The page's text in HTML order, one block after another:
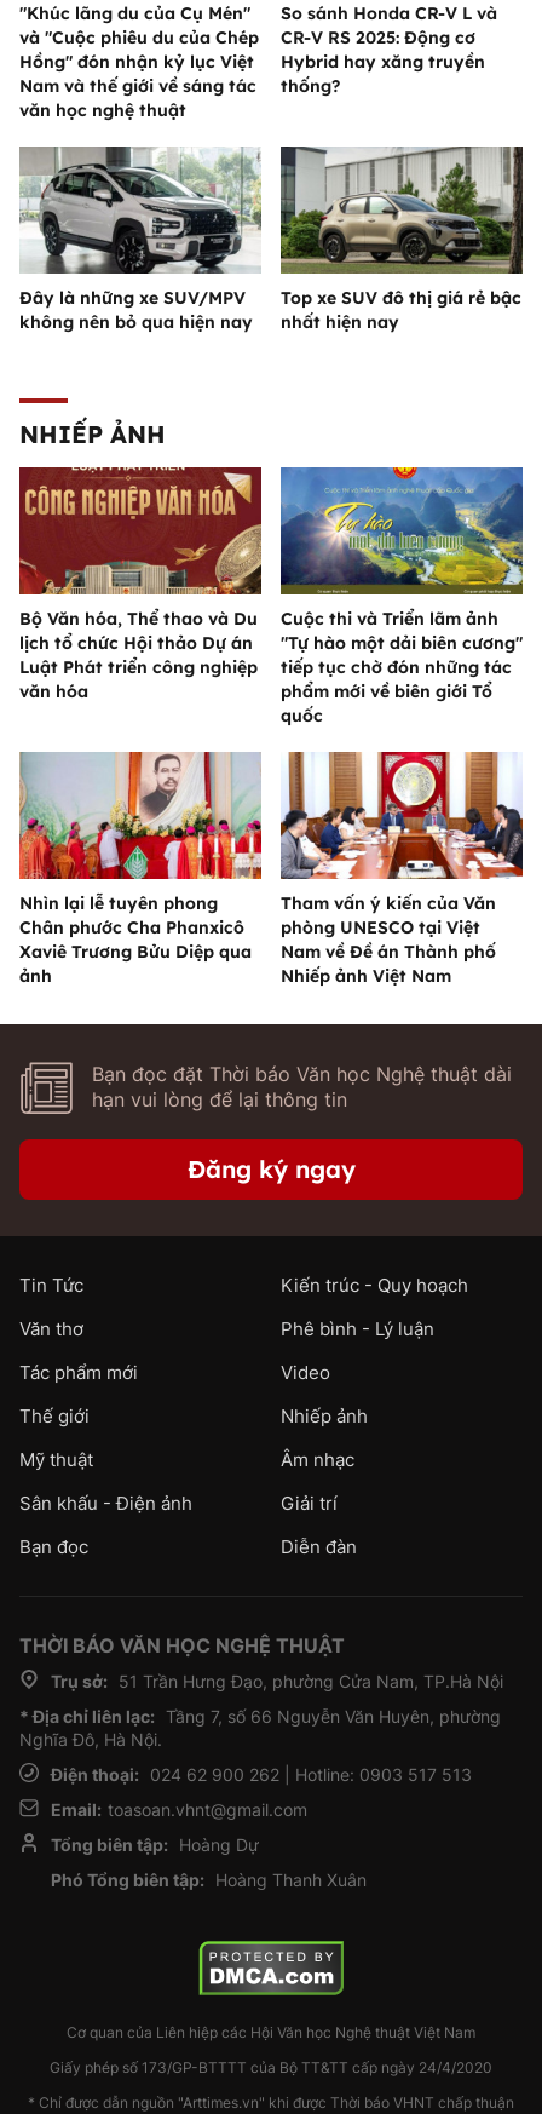
"Khúc lãng du của Cụ Mén"
và "Cuộc phiêu du của Chép
Hồng" đón nhận kỷ lục Việt
Nam và thế giới về sáng tác
văn học nghệ thuật
So sánh Honda CR-V L và
CR-V RS 2025: Động cơ
Hybrid hay xăng truyền
thống?
Đây là những xe SUV/MPV
không nên bỏ qua hiện nay
Top xe SUV đô thị giá rẻ bậc
nhất hiện nay
NHIẾP ẢNH
Bộ Văn hóa, Thể thao và Du
lịch tổ chức Hội thảo Dự án
Luật Phát triển công nghiệp
văn hóa
Cuộc thi và Triển lãm ảnh
"Tự hào một dải biên cương"
tiếp tục chờ đón những tác
phẩm mới về biên giới Tổ
quốc
Nhìn lại lễ tuyên phong
Chân phước Cha Phanxicô
Xaviê Trương Bửu Diệp qua
ảnh
Tham vấn ý kiến của Văn
phòng UNESCO tại Việt
Nam về Đề án Thành phố
Nhiếp ảnh Việt Nam
Bạn đọc đặt Thời báo Văn học Nghệ thuật dài
hạn vui lòng để lại thông tin
Đăng ký ngay
Tin Tức
Kiến trúc - Quy hoạch
Văn thơ
Phê bình - Lý luận
Tác phẩm mới
Video
Thế giới
Nhiếp ảnh
Mỹ thuật
Âm nhạc
Sân khấu - Điện ảnh
Giải trí
Bạn đọc
Diễn đàn
THỜI BÁO VĂN HỌC NGHỆ THUẬT
Trụ sở:
51 Trần Hưng Đạo, phường Cửa Nam, TP.Hà Nội
* Địa chỉ liên lạc: Tầng 7, số 66 Nguyễn Văn Huyên, phường
Nghĩa Đô, Hà Nội.
Điện thoại:
024 62 900 262 | Hotline: 0903 517 513
Email: toasoan.vhnt@gmail.com
Tổng biên tập:
Hoàng Dự
Phó Tổng biên tập:
Hoàng Thanh Xuân
Cơ quan của Liên hiệp các Hội Văn học Nghệ thuật Việt Nam
Giấy phép số 173/GP-BTTTT của Bộ TT&TT cấp ngày 24/4/2020
* Chỉ được dẫn nguồn "Arttimes.vn" khi được Thời báo VHNT chấp thuận